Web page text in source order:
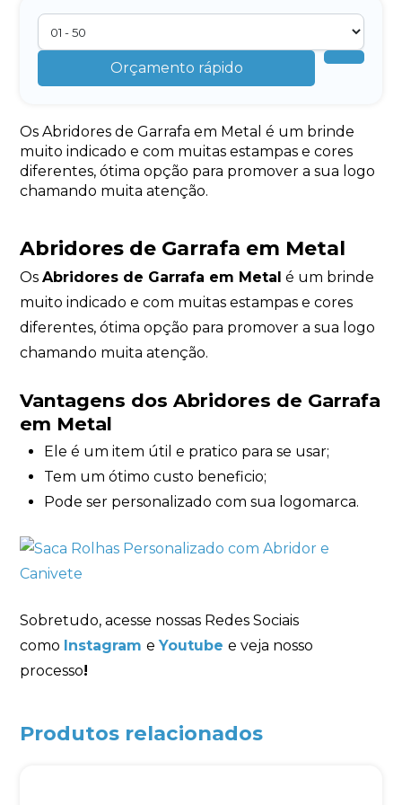
Orçamento rápido
Os Abridores de Garrafa em Metal é um brinde
muito indicado e com muitas estampas e cores
diferentes, ótima opção para promover a sua logo
chamando muita atenção.
Abridores de Garrafa em Metal
OsAbridores de Garrafa em Metal é um brinde
muito indicado e com muitas estampas e cores
diferentes, ótima opção para promover a sua logo
chamando muita atenção.
Vantagens dos Abridores de Garrafa
em Metal
Ele é um item útil e pratico para se usar;
Tem um ótimo custo beneficio;
Pode ser personalizado com sua logomarca.
Sobretudo, acesse nossas Redes Sociais
como Instagram eYoutube e veja nosso
processo!
Produtos relacionados